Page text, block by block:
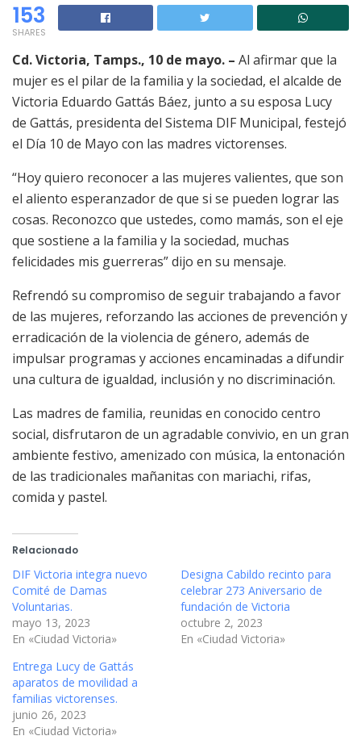
153
SHARES
Cd. Victoria, Tamps., 10 de mayo. – Al afirmar que la
mujer es el pilar de la familia y la sociedad, el alcalde de
Victoria Eduardo Gattás Báez, junto a su esposa Lucy
de Gattás, presidenta del Sistema DIF Municipal, festejó
el Día 10 de Mayo con las madres victorenses.
“Hoy quiero reconocer a las mujeres valientes, que son
el aliento esperanzador de que si se pueden lograr las
cosas. Reconozco que ustedes, como mamás, son el eje
que sostiene a la familia y la sociedad, muchas
felicidades mis guerreras” dijo en su mensaje.
Refrendó su compromiso de seguir trabajando a favor
de las mujeres, reforzando las acciones de prevención y
erradicación de la violencia de género, además de
impulsar programas y acciones encaminadas a difundir
una cultura de igualdad, inclusión y no discriminación.
Las madres de familia, reunidas en conocido centro
social, disfrutaron de un agradable convivio, en un gran
ambiente festivo, amenizado con música, la entonación
de las tradicionales mañanitas con mariachi, rifas,
comida y pastel.
Relacionado
DIF Victoria integra nuevo
Comité de Damas
Voluntarias.
mayo 13, 2023
En «Ciudad Victoria»
Designa Cabildo recinto para
celebrar 273 Aniversario de
fundación de Victoria
octubre 2, 2023
En «Ciudad Victoria»
Entrega Lucy de Gattás
aparatos de movilidad a
familias victorenses.
junio 26, 2023
En «Ciudad Victoria»